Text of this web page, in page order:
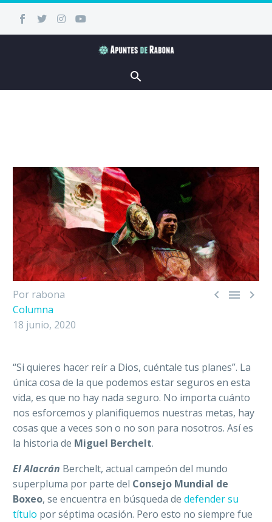
  
Por rabona
Columna
18 junio, 2020
“Si quieres hacer reír a Dios, cuéntale tus planes”. La
única cosa de la que podemos estar seguros en esta
vida, es que no hay nada seguro. No importa cuánto
nos esforcemos y planifiquemos nuestras metas, hay
cosas que a veces son o no son para nosotros. Así es
la historia de Miguel Berchelt.
El Alacrán Berchelt, actual campeón del mundo
superpluma por parte del Consejo Mundial de
Boxeo, se encuentra en búsqueda de defender su
título por séptima ocasión. Pero esto no siempre fue